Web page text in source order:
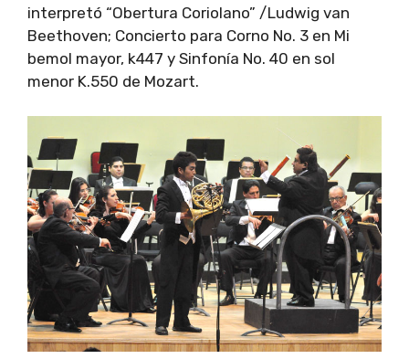
interpretó “Obertura Coriolano” /Ludwig van
Beethoven; Concierto para Corno No. 3 en Mi
bemol mayor, k447 y Sinfonía No. 40 en sol
menor K.550 de Mozart.